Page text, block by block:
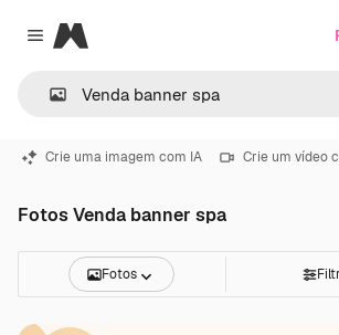
Close menu
Magnific
Crie uma imagem com IA Crie um vídeo
Fotos Venda banner spa
Fotos